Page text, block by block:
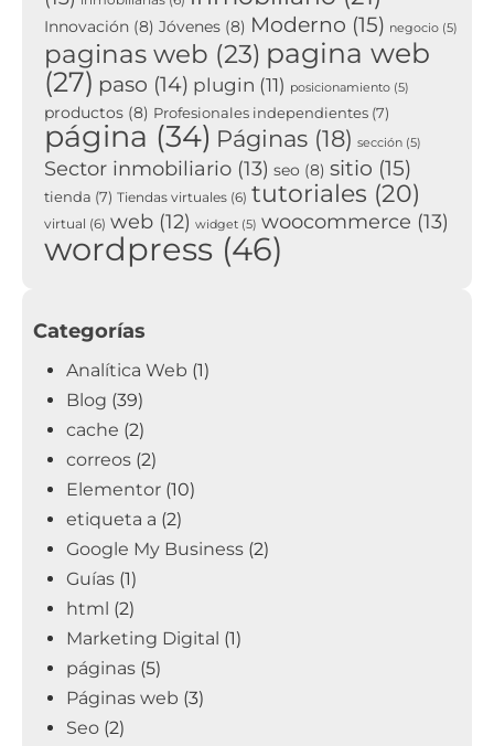
Innovación (8) Jóvenes (8) Moderno (15) negocio (5)
paginas web (23) pagina web
(27) paso (14) plugin (11) posicionamiento (5)
productos (8) Profesionales independientes (7)
página (34) Páginas (18) sección (5)
Sector inmobiliario (13) seo (8) sitio (15)
tienda (7) Tiendas virtuales (6) tutoriales (20)
virtual (6) web (12) widget (5) woocommerce (13)
wordpress (46)
Categorías
Analítica Web (1)
Blog (39)
cache (2)
correos (2)
Elementor (10)
etiqueta a (2)
Google My Business (2)
Guías (1)
html (2)
Marketing Digital (1)
páginas (5)
Páginas web (3)
Seo (2)